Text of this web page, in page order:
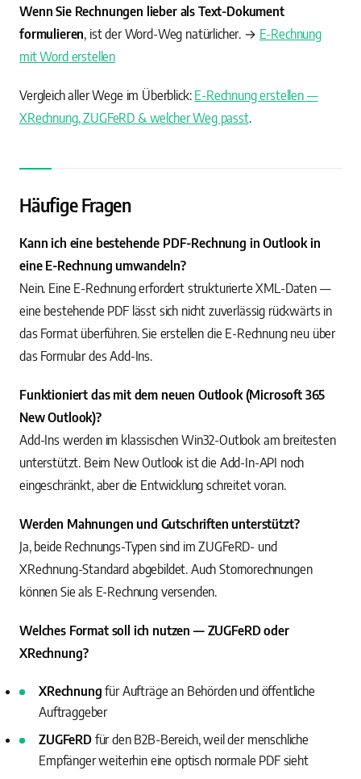
Wenn Sie Rechnungen lieber als Text-Dokument
formulieren, ist der Word-Weg natürlicher. → E-Rechnung
mit Word erstellen
Vergleich aller Wege im Überblick: E-Rechnung erstellen —
XRechnung, ZUGFeRD & welcher Weg passt.
Häufige Fragen
Kann ich eine bestehende PDF-Rechnung in Outlook in
eine E-Rechnung umwandeln?
Nein. Eine E-Rechnung erfordert strukturierte XML-Daten —
eine bestehende PDF lässt sich nicht zuverlässig rückwärts in
das Format überführen. Sie erstellen die E-Rechnung neu über
das Formular des Add-Ins.
Funktioniert das mit dem neuen Outlook (Microsoft 365
New Outlook)?
Add-Ins werden im klassischen Win32-Outlook am breitesten
unterstützt. Beim New Outlook ist die Add-In-API noch
eingeschränkt, aber die Entwicklung schreitet voran.
Werden Mahnungen und Gutschriften unterstützt?
Ja, beide Rechnungs-Typen sind im ZUGFeRD- und
XRechnung-Standard abgebildet. Auch Stornorechnungen
können Sie als E-Rechnung versenden.
Welches Format soll ich nutzen — ZUGFeRD oder
XRechnung?
XRechnung für Aufträge an Behörden und öffentliche
Auftraggeber
ZUGFeRDfür den B2B-Bereich, weil der menschliche
Empfänger weiterhin eine optisch normale PDF sieht